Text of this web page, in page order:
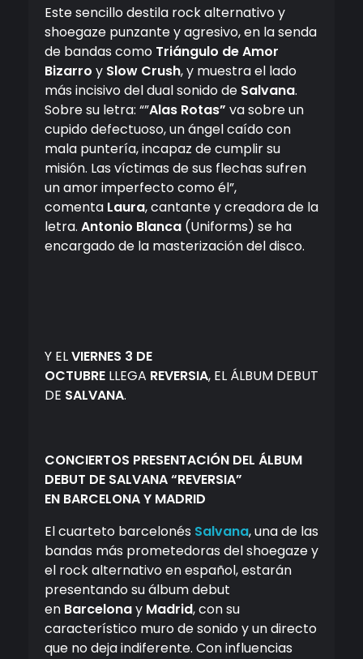
Este sencillo destila rock alternativo y
shoegaze punzante y agresivo, en la senda
de bandas como Triángulo de Amor
Bizarro y Slow Crush, y muestra el lado
más incisivo del dual sonido de Salvana.
Sobre su letra: “”Alas Rotas” va sobre un
cupido defectuoso, un ángel caído con
mala puntería, incapaz de cumplir su
misión. Las víctimas de sus flechas sufren
un amor imperfecto como él”,
comenta Laura, cantante y creadora de la
letra. Antonio Blanca (Uniforms) se ha
encargado de la masterización del disco.
Y ELVIERNES 3 DE
OCTUBRE LLEGA REVERSIA, EL ÁLBUM DEBUT
DE SALVANA.
CONCIERTOS PRESENTACIÓN DEL ÁLBUM
DEBUT DE SALVANA “REVERSIA”
EN BARCELONA Y MADRID
El cuarteto barcelonés Salvana, una de las
bandas más prometedoras del shoegaze y
el rock alternativo en español, estarán
presentando su álbum debut
en Barcelonay Madrid, con su
característico muro de sonido y un directo
que no deja indiferente. Con influencias